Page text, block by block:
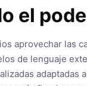
el
aprovechar las
de lenguaje